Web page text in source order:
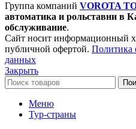
Группа компаний VOROTA
автоматика и рольставни в
обслуживание.
Сайт носит информационный
публичной офертой. Политика
данных
Закрыть
Меню
Тур-страны